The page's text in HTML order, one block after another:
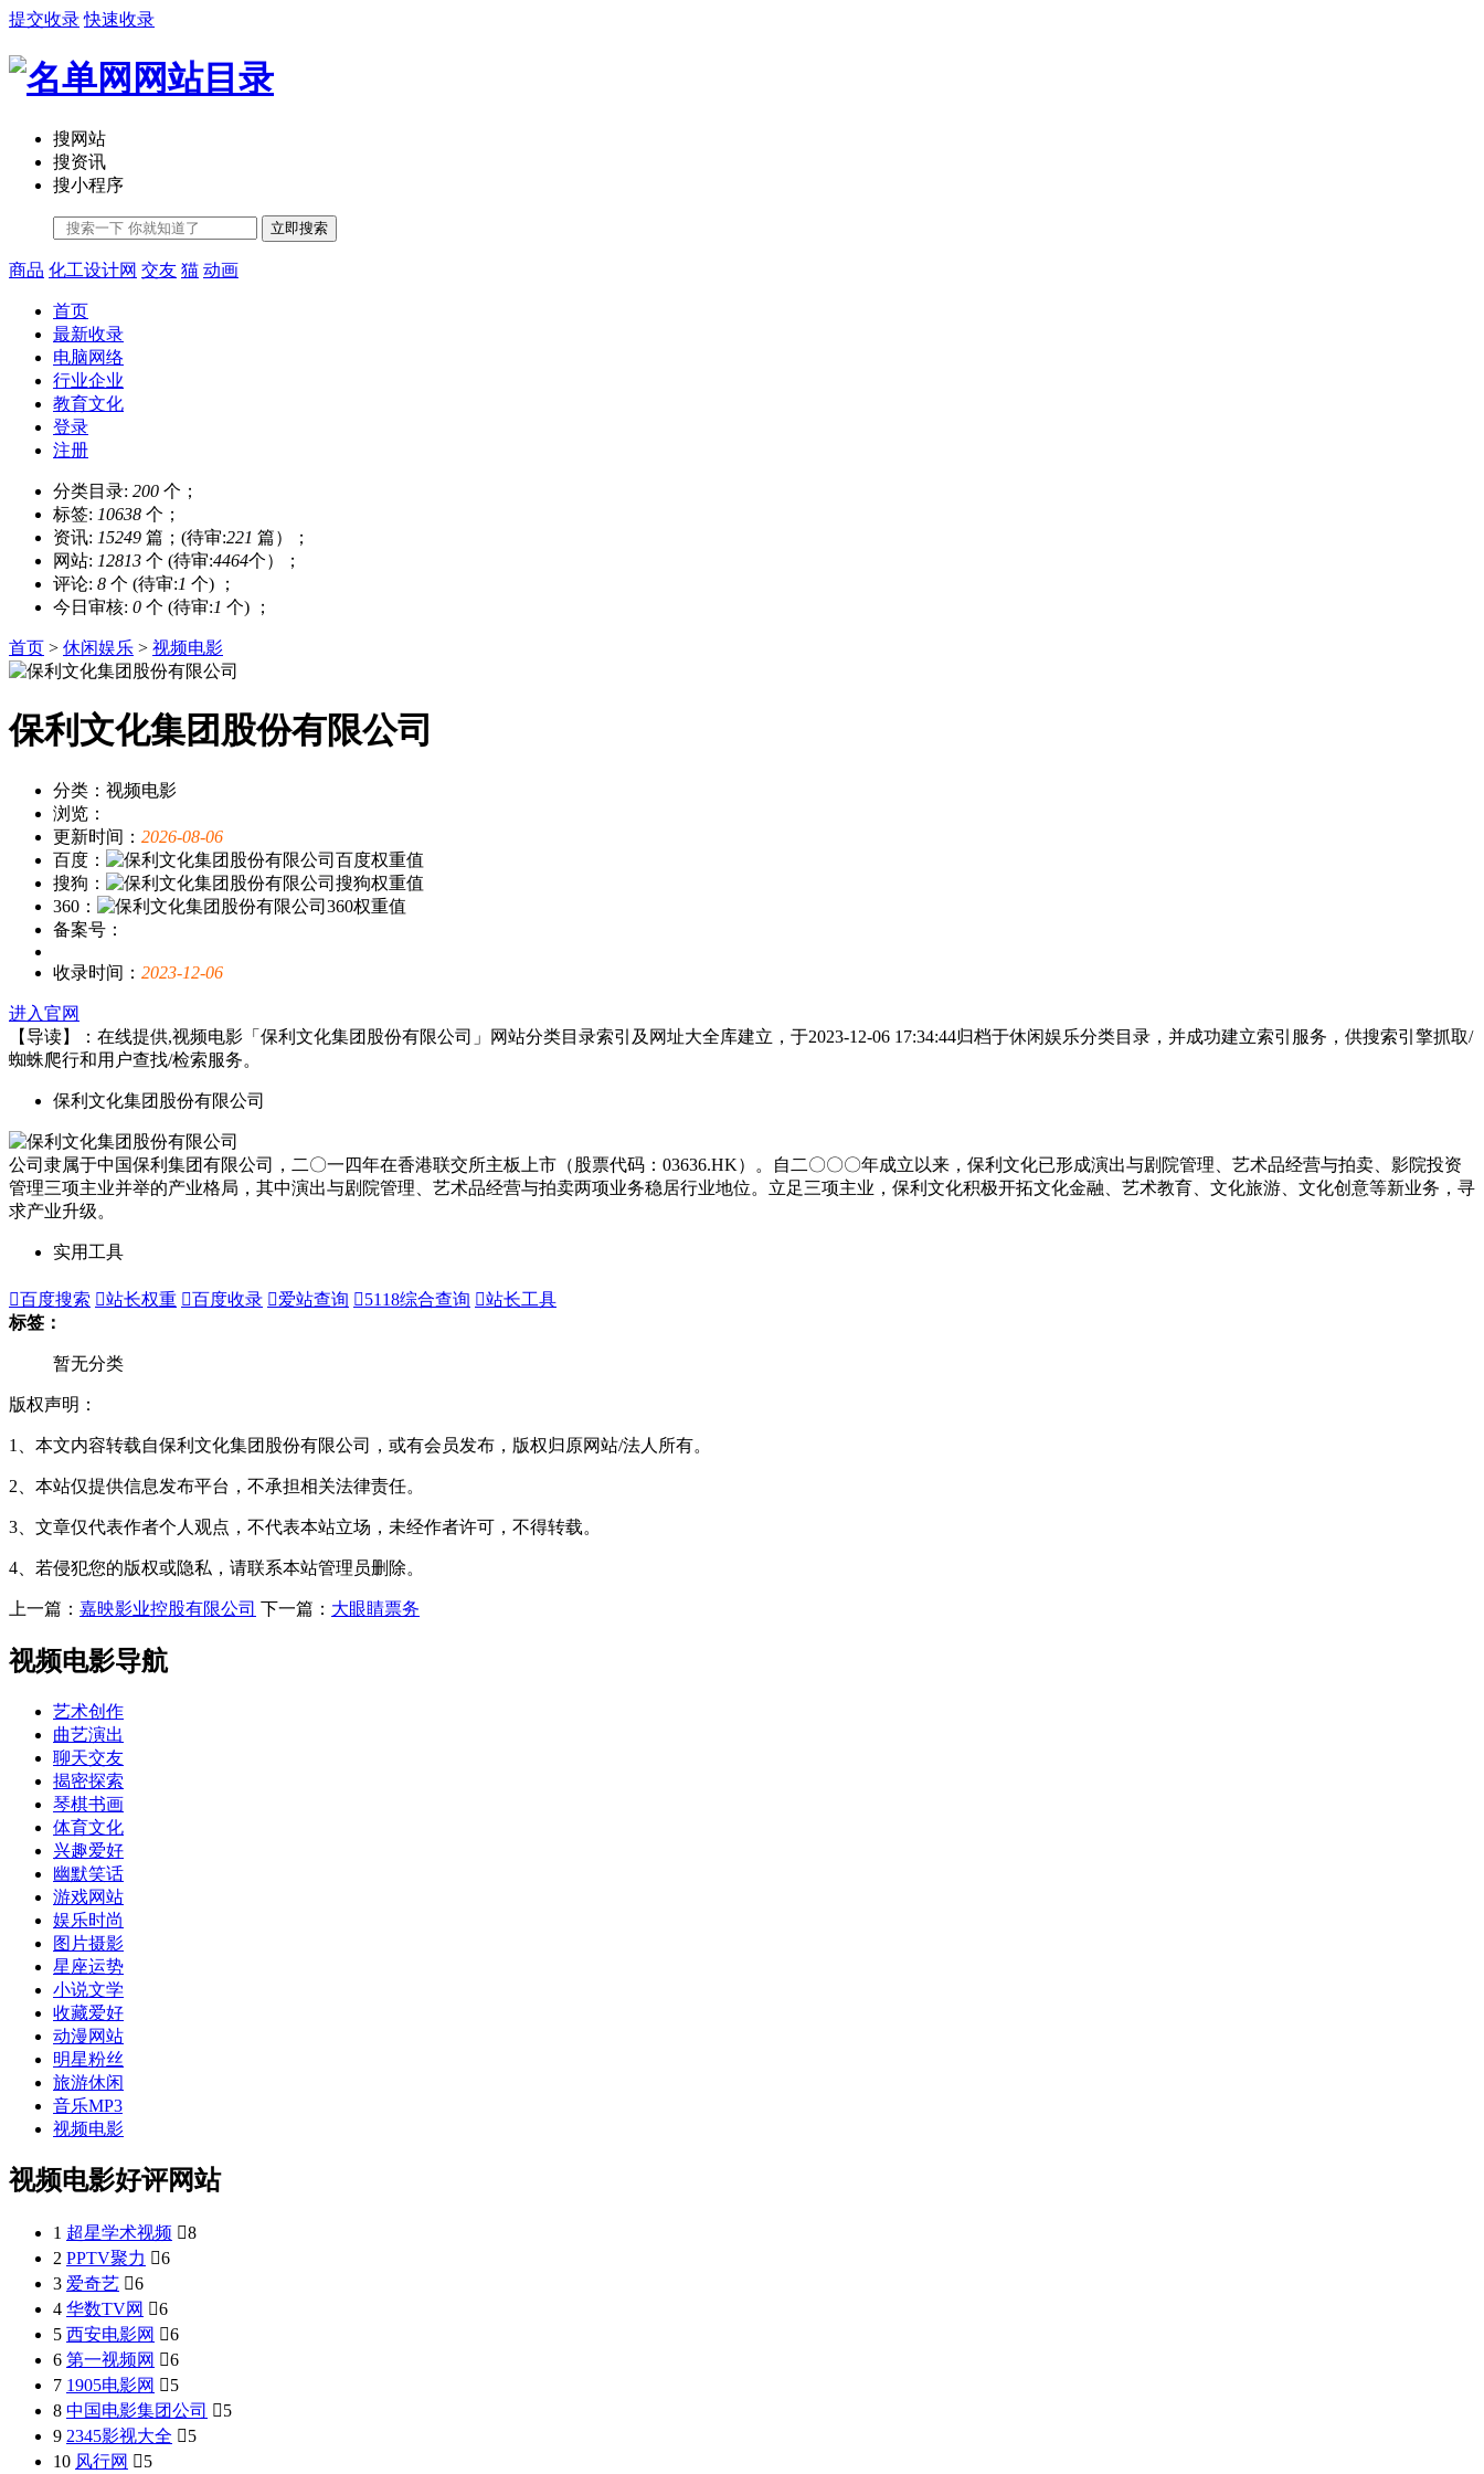
提交收录 快速收录
搜网站
搜资讯
搜小程序
立即搜索
商品 化工设计网 交友 猫 动画
首页
最新收录
电脑网络
行业企业
教育文化
登录
注册
分类目录: 200 个；
标签: 10638 个；
资讯: 15249 篇；(待审:221 篇）；
网站: 12813 个 (待审:4464个）；
评论: 8 个 (待审:1 个) ；
今日审核: 0 个 (待审:1 个) ；
首页 > 休闲娱乐 > 视频电影
保利文化集团股份有限公司
分类：视频电影
浏览：
更新时间： 2026-08-06
百度：
搜狗：
360：
备案号：
收录时间： 2023-12-06
进入官网
【导读】：在线提供,视频电影「保利文化集团股份有限公司」网站分类目录索引及网址大全库建立，于2023-12-06 17:34:44归档于休闲娱乐分类目录，并成功建立索引服务，供搜索引擎抓取/
蜘蛛爬行和用户查找/检索服务。
保利文化集团股份有限公司
公司隶属于中国保利集团有限公司，二〇一四年在香港联交所主板上市（股票代码：03636.HK）。自二〇〇〇年成立以来，保利文化已形成演出与剧院管理、艺术品经营与拍卖、影院投资
管理三项主业并举的产业格局，其中演出与剧院管理、艺术品经营与拍卖两项业务稳居行业地位。立足三项主业，保利文化积极开拓文化金融、艺术教育、文化旅游、文化创意等新业务，寻
求产业升级。
实用工具
百度搜索 站长权重 百度收录 爱站查询 5118综合查询 站长工具
标签：
暂无分类
版权声明：
1、本文内容转载自保利文化集团股份有限公司，或有会员发布，版权归原网站/法人所有。
2、本站仅提供信息发布平台，不承担相关法律责任。
3、文章仅代表作者个人观点，不代表本站立场，未经作者许可，不得转载。
4、若侵犯您的版权或隐私，请联系本站管理员删除。
上一篇： 嘉映影业控股有限公司 下一篇： 大眼睛票务
视频电影导航
艺术创作
曲艺演出
聊天交友
揭密探索
琴棋书画
体育文化
兴趣爱好
幽默笑话
游戏网站
娱乐时尚
图片摄影
星座运势
小说文学
收藏爱好
动漫网站
明星粉丝
旅游休闲
音乐MP3
视频电影
视频电影好评网站
1 超星学术视频 8
2 PPTV聚力 6
3 爱奇艺 6
4 华数TV网 6
5 西安电影网 6
6 第一视频网 6
7 1905电影网 5
8 中国电影集团公司 5
9 2345影视大全 5
10 风行网 5